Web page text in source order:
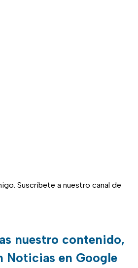
Suscríbete a nuestro canal de
nuestro contenido,
Noticias en Google